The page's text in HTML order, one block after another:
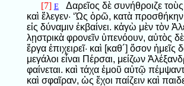
[7] E
Δαρεῖος δὲ συνήθροιζε
καὶ ἔλεγεν· ‘Ὡς ὁρῶ, κατὰ
εἰς δύναμιν ἐκβαίνει. κἀγὼ μὲν τὸν
λῃστρικὰ φρονεῖν ὑπενόουν, αὐτὸς
ἔργα ἐπιχειρεῖ· καὶ [καθ´] ὅσον ἡμεῖς
μεγάλοι εἶναι Πέρσαι, μείζων
φαίνεται. καὶ τάχα ἐμοῦ αὐτῷ
καὶ σφαῖραν, ὡς ἔχοι παίζειν καὶ